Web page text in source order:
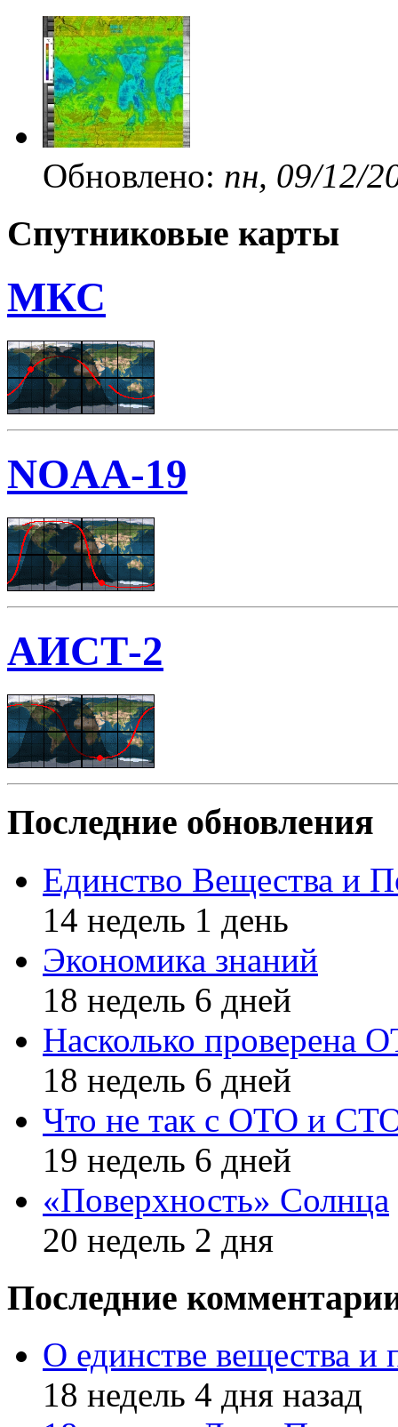
Обновлено: пн, 09/12/
Спутниковые карты
МКС
NOAA-19
АИСТ-2
Последние обновления
Единство Вещества и
14 недель 1 день
Экономика знаний
18 недель 6 дней
Насколько проверена
18 недель 6 дней
Что не так с ОТО и
19 недель 6 дней
«Поверхность» Солнца
20 недель 2 дня
Последние
О единстве вещества и
18 недель 4 дня назад